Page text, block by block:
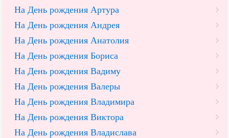
На День рождения Артура
На День рождения Андрея
На День рождения Анатолия
На День рождения Бориса
На День рождения Вадиму
На День рождения Валеры
На День рождения Владимира
На День рождения Виктора
На День рождения Владислава